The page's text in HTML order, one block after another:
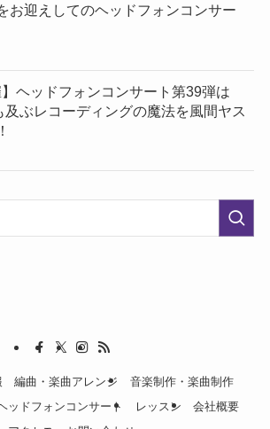
お迎えしてのヘッドフォンコンサー
】ヘッドフォンコンサート第39弾は
及ぶレコーディングの魔法を風間ヤス
編曲・楽曲アレンジ
音楽制作・楽曲制作
ッドフォンコンサート レッスン
会社概要